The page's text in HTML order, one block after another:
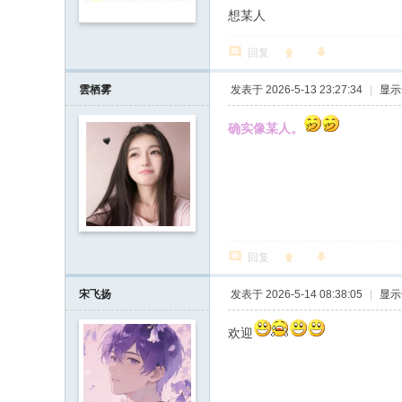
想某人
回复
雲栖雾 发表于 2026-5-13 23:27:34 显
确实像某人。
回复
宋飞扬 发表于 2026-5-14 08:38:05 显
欢迎